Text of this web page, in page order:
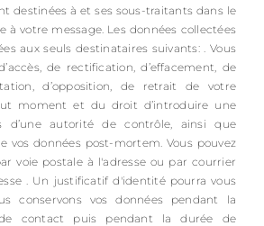
destinées à et ses sous-traitants dans le
à votre message. Les données collectées
aux seuls destinataires suivants: . Vous
de rectification, d’effacement, de
d’opposition, de retrait de votre
moment et du droit d’introduire une
d’une autorité de contrôle, ainsi que
vos données post-mortem. Vous pouvez
voie postale à l'adresse ou par courrier
. Un justificatif d'identité pourra vous
conservons vos données pendant la
contact puis pendant la durée de